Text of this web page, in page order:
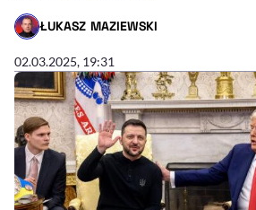
ŁUKASZ MAZIEWSKI
- AUTOR ARTYKUŁU - PROFIL
02.03.2025, 19:31